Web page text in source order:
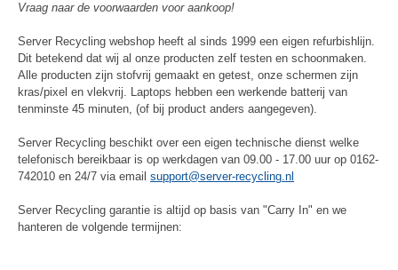
Vraag naar de voorwaarden voor aankoop!
Server Recycling webshop heeft al sinds 1999 een eigen refurbishlijn.
Dit betekend dat wij al onze producten zelf testen en schoonmaken.
Alle producten zijn stofvrij gemaakt en getest, onze schermen zijn
kras/pixel en vlekvrij. Laptops hebben een werkende batterij van
tenminste 45 minuten, (of bij product anders aangegeven).
Server Recycling beschikt over een eigen technische dienst welke
telefonisch bereikbaar is op werkdagen van 09.00 - 17.00 uur op 0162-
742010 en 24/7 via email support@server-recycling.nl
Server Recycling garantie is altijd op basis van "Carry In" en we
hanteren de volgende termijnen: